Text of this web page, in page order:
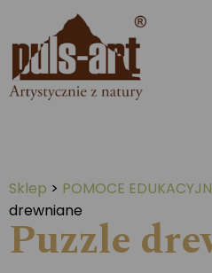
Sklep > POMOCE
drewniane
Puzzle